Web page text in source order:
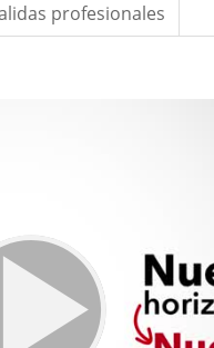
profesionales